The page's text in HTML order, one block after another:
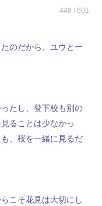
448 / 601
のだから、ユウと一
たし、登下校も別の
ることは少なかっ
、桜を一緒に見るだ
こそ花見は大切にし